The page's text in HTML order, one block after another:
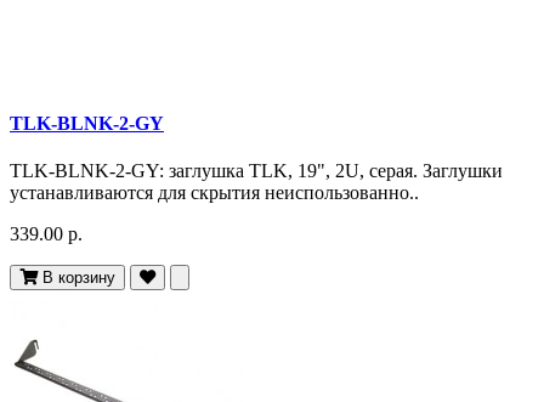
TLK-BLNK-2-GY
TLK-BLNK-2-GY: заглушка TLK, 19", 2U, серая. Заглушки
устанавливаются для скрытия неиспользованно..
339.00 р.
В корзину